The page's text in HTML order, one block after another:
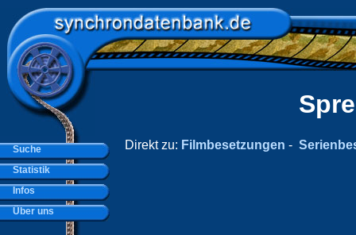
Direkt zu: Filmbesetzungen -
Suche
Statistik
Infos
Über uns